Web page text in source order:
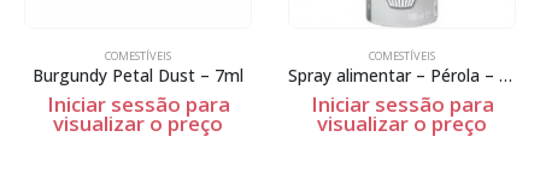
COMESTÍVEIS
Burgundy Petal Dust – 7ml
Iniciar sessão para
visualizar o preço
COMESTÍVEIS
Spray alimentar – Pérola – 100ml
Iniciar sessão para
visualizar o preço